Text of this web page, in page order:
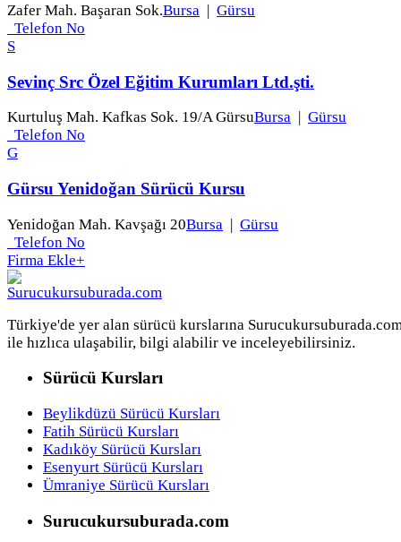
Zafer Mah. Başaran Sok.Bursa | Gürsu
Telefon No
S
Sevinç Src Özel Eğitim Kurumları Ltd.şti.
Kurtuluş Mah. Kafkas Sok. 19/A GürsuBursa
Gürsu
Telefon No
G
Gürsu Yenidoğan Sürücü Kursu
Yenidoğan Mah. Kavşağı 20Bursa | Gürsu
Telefon No
Firma Ekle+
Türkiye'de yer alan sürücü kurslarına
ile hızlıca ulaşabilir, bilgi alabilir ve inceleyebilirsiniz.
Sürücü Kursları
Beylikdüzü Sürücü Kursları
Fatih Sürücü Kursları
Kadıköy Sürücü Kursları
Esenyurt Sürücü Kursları
Ümraniye Sürücü Kursları
Surucukursuburada.com